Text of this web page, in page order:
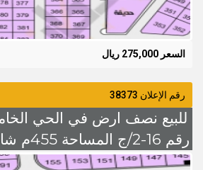
السعر 275,000 ريال
رقم الإعلان 38373
للبيع نصف ارض في الحي
السوم